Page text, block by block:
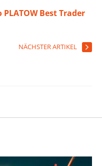
Best Trader
NÄCHSTER ARTIKEL